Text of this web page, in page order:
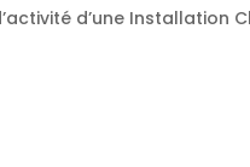
d’une Installation